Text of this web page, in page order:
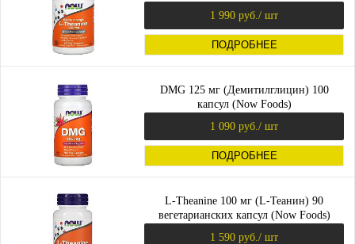
1 990 руб. / шт
ПОДРОБНЕЕ
DMG 125 мг (Демитилглицин) 100
капсул (Now Foods)
1 090 руб. / шт
ПОДРОБНЕЕ
L-Theanine 100 мг (L-Теанин) 90
вегетарианских капсул (Now Foods)
1 590 руб. / шт